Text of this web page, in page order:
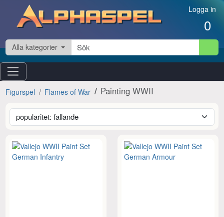
Hoppa till innehåll Logga in
0
Alla kategorier
Figurspel Flames of War Painting WWII